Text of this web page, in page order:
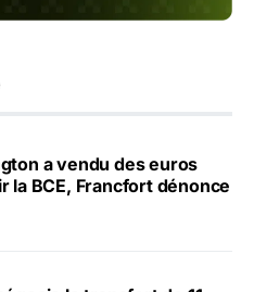
a vendu des euros
la BCE, Francfort dénonce